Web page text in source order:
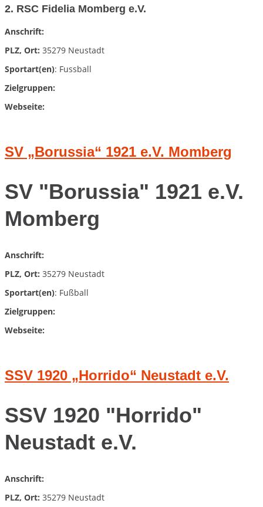
2. RSC Fidelia Momberg e.V.
Anschrift:
PLZ, Ort: 35279 Neustadt
Sportart(en): Fussball
Zielgruppen:
Webseite:
SV „Borussia“ 1921 e.V. Momberg
SV "Borussia" 1921 e.V.
Momberg
Anschrift:
PLZ, Ort: 35279 Neustadt
Sportart(en): Fußball
Zielgruppen:
Webseite:
SSV 1920 „Horrido“ Neustadt e.V.
SSV 1920 "Horrido"
Neustadt e.V.
Anschrift:
PLZ, Ort: 35279 Neustadt